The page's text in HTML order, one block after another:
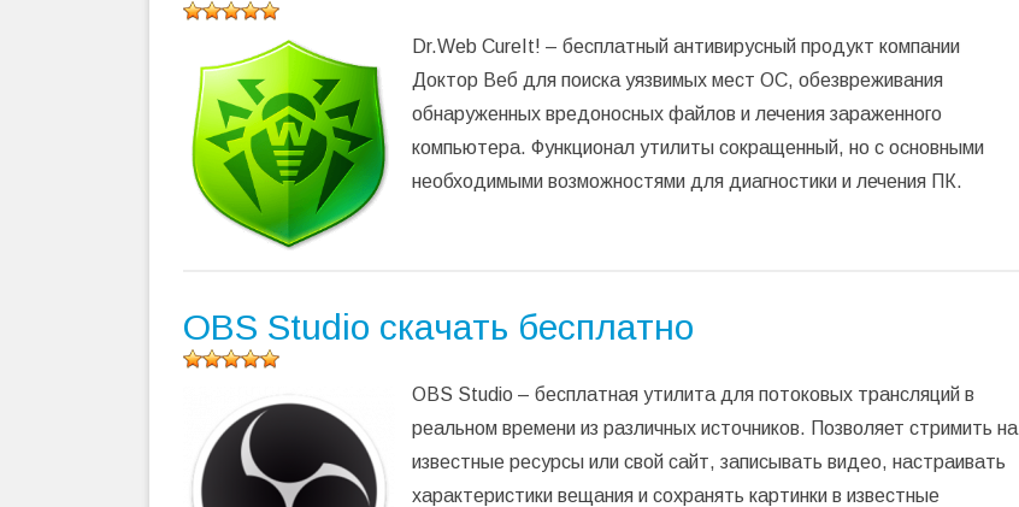
программу
(73
оценок,
среднее:
5,00из 5)
Dr.Web CureIt! – бесплатный антивирусный продукт компании
Доктор Веб для поиска уязвимых мест ОС, обезвреживания
обнаруженных вредоносных файлов и лечения зараженного
компьютера. Функционал утилиты сокращенный, но с основными
необходимыми возможностями для диагностики и лечения ПК.
OBS Studio скачать бесплатно
программу
111
оценок,
среднее:
4,99
OBS Studio – бесплатная утилита для потоковых трансляций в
реальном времени из различных источников. Позволяет стримить на
известные ресурсы или свой сайт, записывать видео, настраивать
характеристики вещания и сохранять картинки в известные